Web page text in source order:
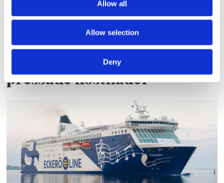
Allow all
Allow selection
Deny
Tallink lyfter halvåret trots
pressade kostnader